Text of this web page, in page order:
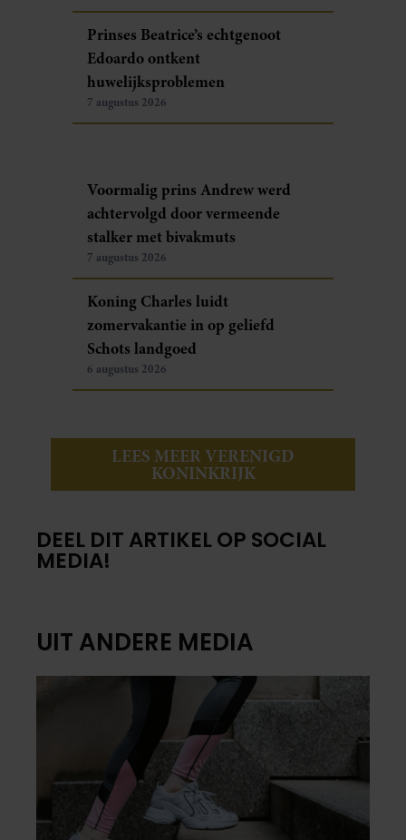
Prinses Beatrice’s echtgenoot
Edoardo ontkent
huwelijksproblemen
7 augustus 2026
Voormalig prins Andrew werd
achtervolgd door vermeende
stalker met bivakmuts
7 augustus 2026
Koning Charles luidt
zomervakantie in op geliefd
Schots landgoed
6 augustus 2026
LEES MEER VERENIGD
KONINKRIJK
DEEL DIT ARTIKEL OP SOCIAL
MEDIA!
UIT ANDERE MEDIA